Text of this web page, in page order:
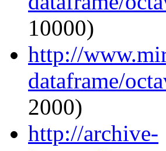
10000)
http://
dataframe/
2000)
http://archive-